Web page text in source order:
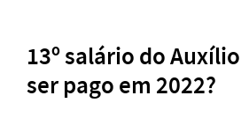
13º salário do
ser pago em 2022?